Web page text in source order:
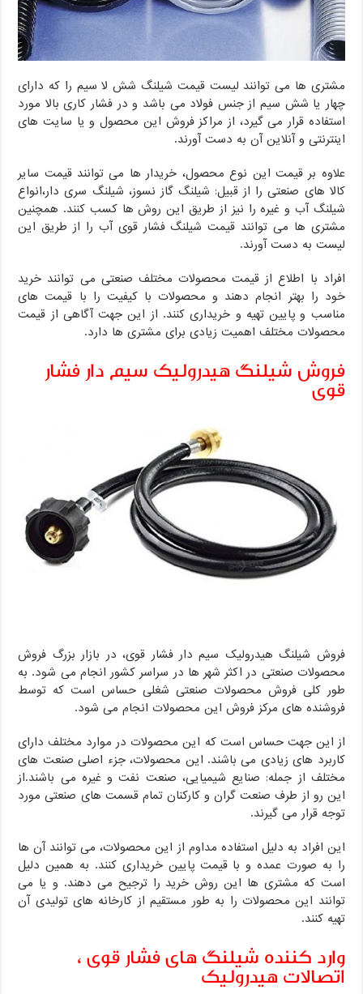
مشتری ها می توانند لیست قیمت شیلنگ شش لا سیم را که دارای
چهار یا شش سیم از جنس فولاد می باشد و در فشار کاری بالا مورد
استفاده قرار می گیرد، از مراکز فروش این محصول و یا سایت های
اینترنتی و آنلاین آن به دست آورند.
علاوه بر قیمت این نوع محصول، خریدار ها می توانند قیمت سایر
کالا های صنعتی را از قبیل: شیلنگ گاز نسوز، شیلنگ سری دار،انواع
شیلنگ آب و غیره را نیز از طریق این روش ها کسب کنند. همچنین
مشتری ها می توانند قیمت شیلنگ فشار قوی آب را از طریق این
لیست به دست آورند.
افراد با اطلاع از قیمت محصولات مختلف صنعتی می توانند خرید
خود را بهتر انجام دهند و محصولات با کیفیت را با قیمت های
مناسب و پایین تهیه و خریداری کنند. از این جهت آگاهی از قیمت
محصولات مختلف اهمیت زیادی برای مشتری ها دارد.
فروش شیلنگ هیدرولیک سیم دار فشار
قوی
فروش شیلنگ هیدرولیک سیم دار فشار قوی، در بازار بزرگ فروش
محصولات صنعتی در اکثر شهر ها در سراسر کشور انجام می شود. به
طور کلی فروش محصولات صنعتی شغلی حساس است که توسط
فروشنده های مرکز فروش این محصولات انجام می شود.
از این جهت حساس است که این محصولات در موارد مختلف دارای
کاربرد های زیادی می باشند. این محصولات، جزء اصلی صنعت های
مختلف از جمله: صنایع شیمیایی، صنعت نفت و غیره می باشند.از
این رو از طرف صنعت گران و کارکنان تمام قسمت های صنعتی مورد
توجه قرار می گیرند.
این افراد به دلیل استفاده مداوم از این محصولات، می توانند آن ها
را به صورت عمده و با قیمت پایین خریداری کنند. به همین دلیل
است که مشتری ها این روش خرید را ترجیح می دهند. و یا می
توانند این محصولات را به طور مستقیم از کارخانه های تولیدی آن
تهیه کنند.
وارد کننده شیلنگ های فشار قوی ،
اتصالات هیدرولیک